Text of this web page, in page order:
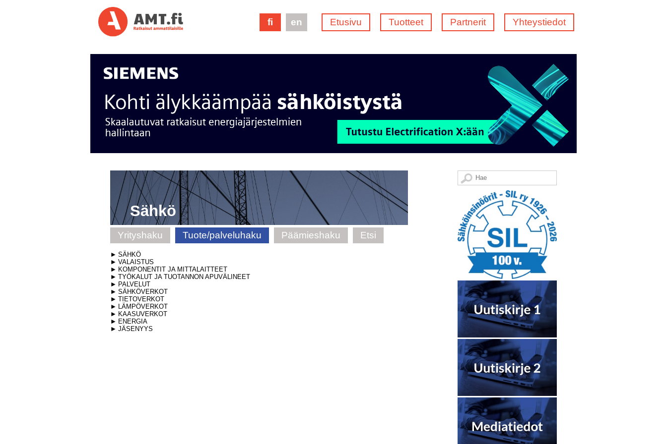
Etusivu Tuotteet Partnerit Yhteystiedot
fi en
Sähkö
Yrityshaku Tuote/palveluhaku Päämieshaku Etsi
SÄHKÖ
VALAISTUS
KOMPONENTIT JA MITTALAITTEET
TYÖKALUT JA TUOTANNON APUVÄLINEET
PALVELUT
SÄHKÖVERKOT
TIETOVERKOT
LÄMPÖVERKOT
KAASUVERKOT
ENERGIA
JÄSENYYS